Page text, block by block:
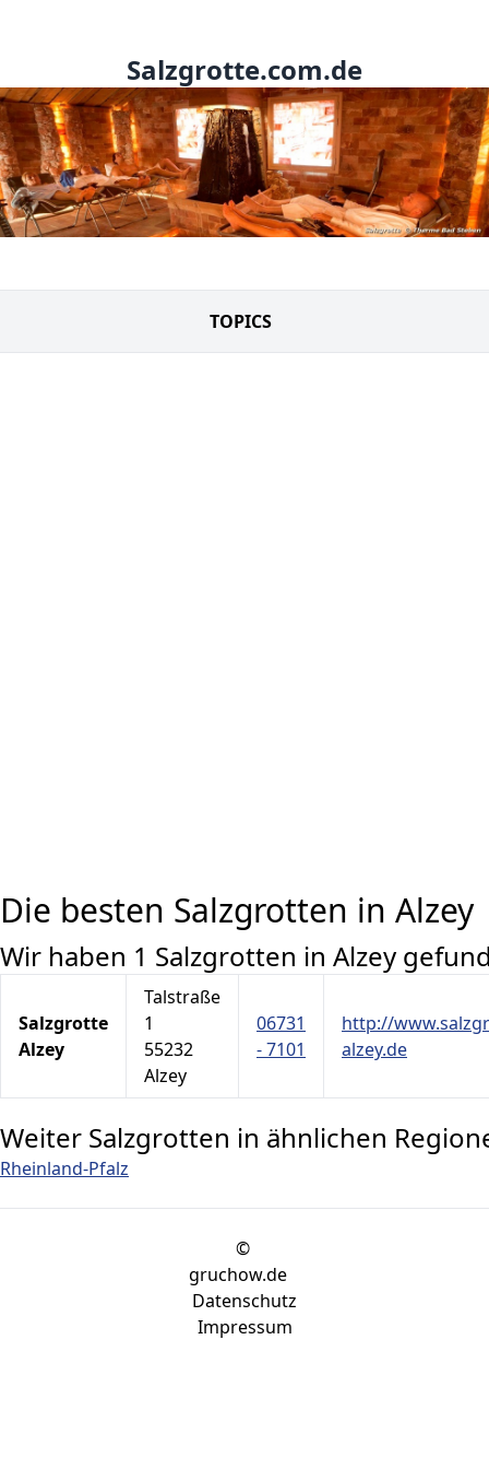
Salzgrotte.com.de
TOPICS
Die besten Salzgrotten in Alzey
Wir haben 1 Salzgrotten in Alzey
Salzgrotte
Alzey
Talstraße
1
55232
Alzey
06731
- 7101
http://
alzey.de
Weiter Salzgrotten in ähnlichen
Rheinland-Pfalz
©
gruchow.de
Datenschutz
Impressum